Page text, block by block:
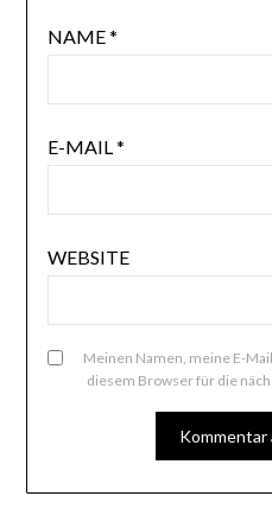
NAME*
E-MAIL*
WEBSITE
Meinen Namen, meine E-
diesem Browser für die